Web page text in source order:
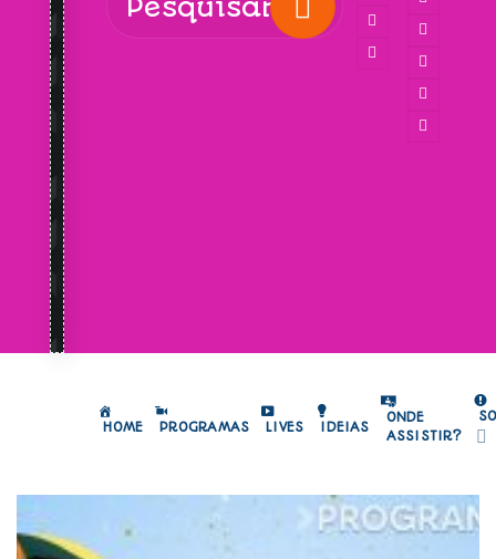
HOME PROGRAMAS LIVES IDEIAS
ONDE
ASSISTIR?